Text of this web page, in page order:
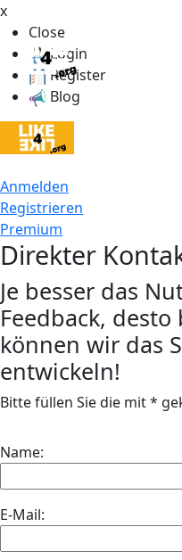
x
Close
Login
Register
Blog
Anmelden
Registrieren
Premium
Direkter
Je besser das
Feedback, desto
können wir das
entwickeln!
Bitte füllen Sie die mit*
Name:
E-Mail: